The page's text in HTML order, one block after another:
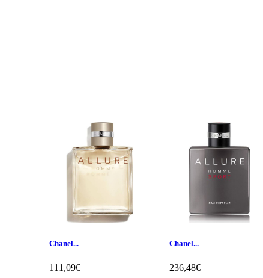
Chanel...
111,09€
Chanel...
236,48€